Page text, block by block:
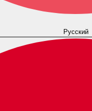
Русский